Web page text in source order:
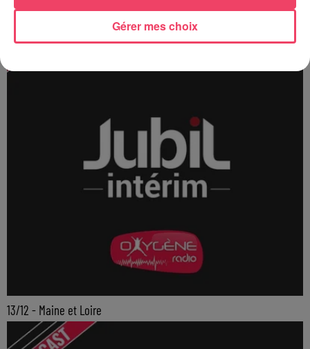
13/12 - Maine et Loire
Gérer mes choix